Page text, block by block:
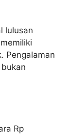
lulusan
Pengalaman
Rp